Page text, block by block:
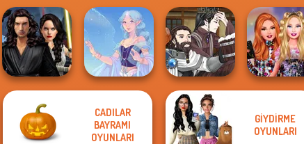
Star Wars
Interstellar
Romance
Faithful Elf
Manga Creator
World Of
Fantasy...
Bestie Birthday
Surprise
CADILAR
BAYRAMI
OYUNLARI
GIYDIRME
OYUNLARI